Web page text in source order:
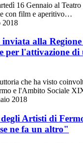
16 Gennaio al
con film e aperitivo…
2018
alla
per l'attivazione di
che ha visto
e l'Ambito Sociale
2018
degli Artisti di
ne fa un altro"